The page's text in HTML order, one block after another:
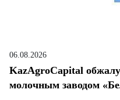
06.08.2026
KazAgroCapital
молочным заводом